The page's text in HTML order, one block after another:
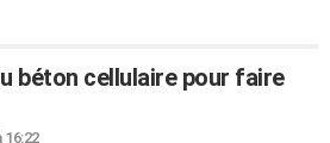
béton cellulaire pour faire
16:22